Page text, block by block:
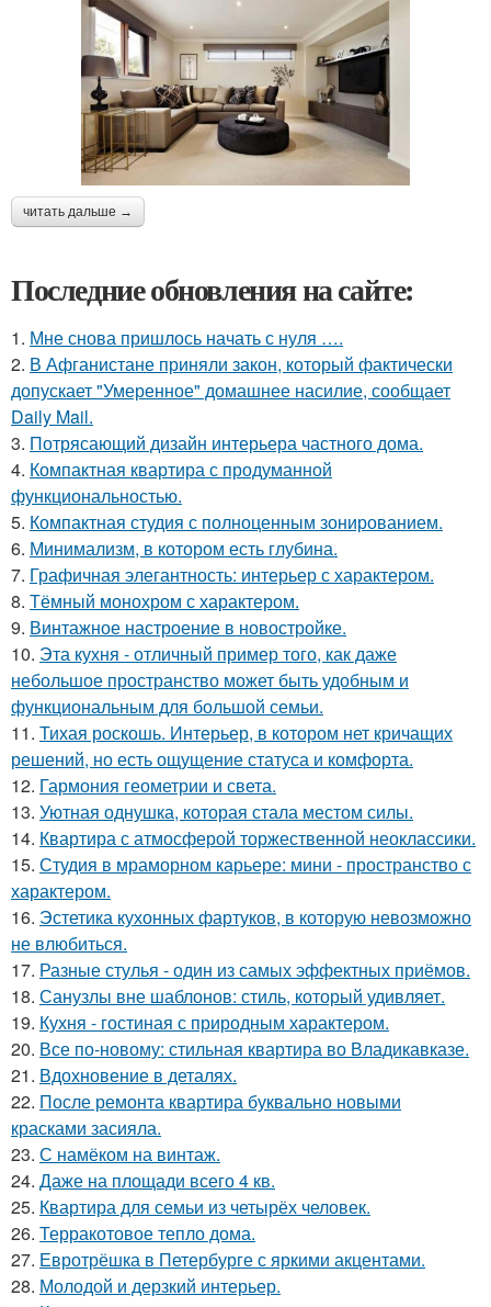
читать дальше →
Последние обновления на сайте:
1. Мне снова пришлось начать с нуля ….
2. В Афганистане приняли закон, который фактически
допускает "Умеренное" домашнее насилие, сообщает
Daily Mail.
3. Потрясающий дизайн интерьера частного дома.
4. Компактная квартира с продуманной
функциональностью.
5. Компактная студия с полноценным зонированием.
6. Минимализм, в котором есть глубина.
7. Графичная элегантность: интерьер с характером.
8. Тёмный монохром с характером.
9. Винтажное настроение в новостройке.
10. Эта кухня - отличный пример того, как даже
небольшое пространство может быть удобным и
функциональным для большой семьи.
11. Тихая роскошь. Интерьер, в котором нет кричащих
решений, но есть ощущение статуса и комфорта.
12. Гармония геометрии и света.
13. Уютная однушка, которая стала местом силы.
14. Квартира с атмосферой торжественной неоклассики.
15. Студия в мраморном карьере: мини - пространство с
характером.
16. Эстетика кухонных фартуков, в которую невозможно
не влюбиться.
17. Разные стулья - один из самых эффектных приёмов.
18. Санузлы вне шаблонов: стиль, который удивляет.
19. Кухня - гостиная с природным характером.
20. Все по-новому: стильная квартира во Владикавказе.
21. Вдохновение в деталях.
22. После ремонта квартира буквально новыми
красками засияла.
23. С намёком на винтаж.
24. Даже на площади всего 4 кв.
25. Квартира для семьи из четырёх человек.
26. Терракотовое тепло дома.
27. Евротрёшка в Петербурге с яркими акцентами.
28. Молодой и дерзкий интерьер.